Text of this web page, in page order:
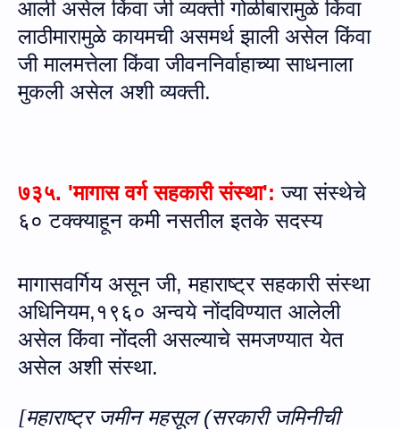
आली असेल किंवा जी व्यक्ती गोळीबारामुळे किंवा
लाठीमारामुळे कायमची असमर्थ झाली असेल किंवा
जी मालमत्तेला किंवा जीवननिर्वाहाच्या साधनाला
मुकली असेल अशी व्यक्ती.
७३५. 'मागास वर्ग सहकारी संस्था': ज्‍या संस्थेचे
६० टक्क्याहून कमी नसतील इतके सदस्य
मागासवर्गिय असून जी,महाराष्ट्र सहकारी संस्था
अधिनियम,१९६० अन्वये नोंदविण्यात आलेली
असेल किंवा नोंदली असल्याचे समजण्यात येत
असेल अशी संस्था.
[महाराष्ट्र जमीन महसूल(सरकारी जमिनीची